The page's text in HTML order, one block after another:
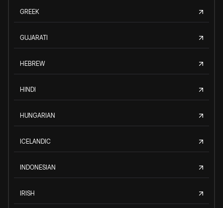
GREEK
GUJARATI
HEBREW
HINDI
HUNGARIAN
ICELANDIC
INDONESIAN
IRISH